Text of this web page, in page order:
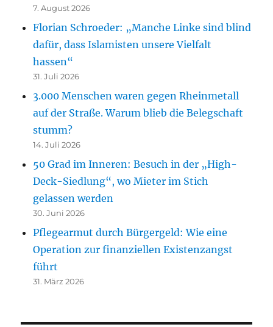
7. August 2026
Florian Schroeder: „Manche Linke sind blind
dafür, dass Islamisten unsere Vielfalt
hassen“
31. Juli 2026
3.000 Menschen waren gegen Rheinmetall
auf der Straße. Warum blieb die Belegschaft
stumm?
14. Juli 2026
50 Grad im Inneren: Besuch in der „High-
Deck-Siedlung“, wo Mieter im Stich
gelassen werden
30. Juni 2026
Pflegearmut durch Bürgergeld: Wie eine
Operation zur finanziellen Existenzangst
führt
31. März 2026